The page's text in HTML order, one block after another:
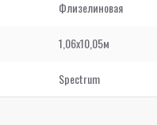
Флизелиновая
1,06x10,05м
Spectrum